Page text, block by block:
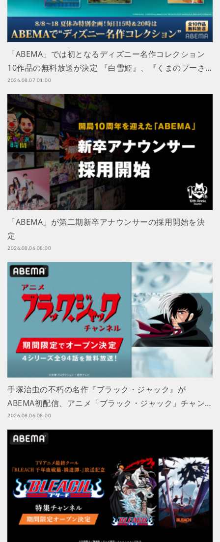
「ABEMA」では初となるディズニー名作コレクション
10作品の無料放送が決定 『白雪姫』、『くまのプーさ…
2026.08.07 01:00
「ABEMA」が第二期新卒アナウンサーの採用開始を決
定
2026.08.06 08:00
手塚治虫の不朽の名作『ブラック・ジャック』が
ABEMA初配信、アニメ「ブラック・ジャック」チャン…
2026.08.06 08:00